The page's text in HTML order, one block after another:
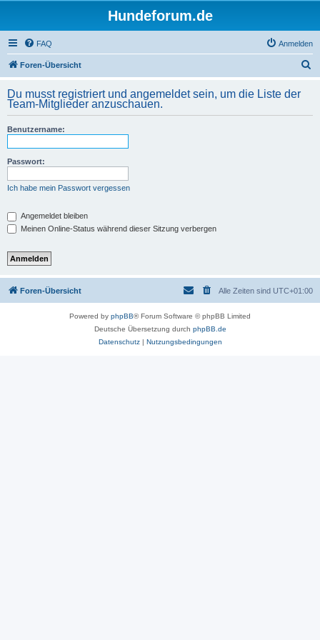
Hundeforum.de
FAQ Anmelden
Foren-Übersicht
h
Du musst registriert und angemeldet sein, um die Liste der
Team-Mitglieder anzuschauen.
Benutzername:
Passwort:
Ich habe mein Passwort vergessen
Angemeldet bleiben
Meinen Online-Status während dieser Sitzung verbergen
Foren-Übersicht Alle Zeiten sind UTC+01:00
Powered by phpBB® Forum Software © phpBB Limited
Deutsche Übersetzung durch phpBB.de
Datenschutz| Nutzungsbedingungen